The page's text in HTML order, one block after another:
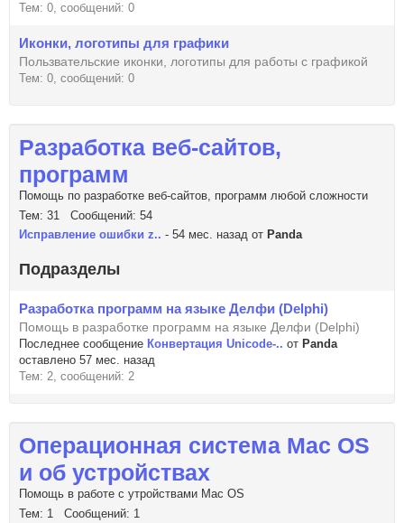
Тем: 0, сообщений: 0
Иконки, логотипы для графики
Пользвательские иконки, логотипы для работы с графикой
Тем: 0, сообщений: 0
Разработка веб-сайтов,
программ
Помощь по разработке веб-сайтов, программ любой сложности
Тем: 31 Сообщений: 54
Исправление ошибки z.. - 54 мес. назад от Panda
Подразделы
Разработка программ на языке Делфи (Delphi)
Помощь в разработке программ на языке Делфи (Delphi)
Последнее сообщение Конвертация Unicode-.. от Panda
оставлено 57 мес. назад
Тем: 2, сообщений: 2
Операционная система Mac OS
и об устройствах
Помощь в работе с утройствами Mac OS
Тем: 1 Сообщений: 1